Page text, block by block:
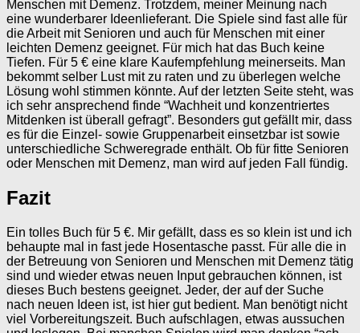
Menschen mit Demenz. Trotzdem, meiner Meinung nach
eine wunderbarer Ideenlieferant. Die Spiele sind fast alle für
die Arbeit mit Senioren und auch für Menschen mit einer
leichten Demenz geeignet. Für mich hat das Buch keine
Tiefen. Für 5 € eine klare Kaufempfehlung meinerseits. Man
bekommt selber Lust mit zu raten und zu überlegen welche
Lösung wohl stimmen könnte. Auf der letzten Seite steht, was
ich sehr ansprechend finde “Wachheit und konzentriertes
Mitdenken ist überall gefragt”. Besonders gut gefällt mir, dass
es für die Einzel- sowie Gruppenarbeit einsetzbar ist sowie
unterschiedliche Schweregrade enthält. Ob für fitte Senioren
oder Menschen mit Demenz, man wird auf jeden Fall fündig.
Fazit
Ein tolles Buch für 5 €. Mir gefällt, dass es so klein ist und ich
behaupte mal in fast jede Hosentasche passt. Für alle die in
der Betreuung von Senioren und Menschen mit Demenz tätig
sind und wieder etwas neuen Input gebrauchen können, ist
dieses Buch bestens geeignet. Jeder, der auf der Suche
nach neuen Ideen ist, ist hier gut bedient. Man benötigt nicht
viel Vorbereitungszeit. Buch aufschlagen, etwas aussuchen